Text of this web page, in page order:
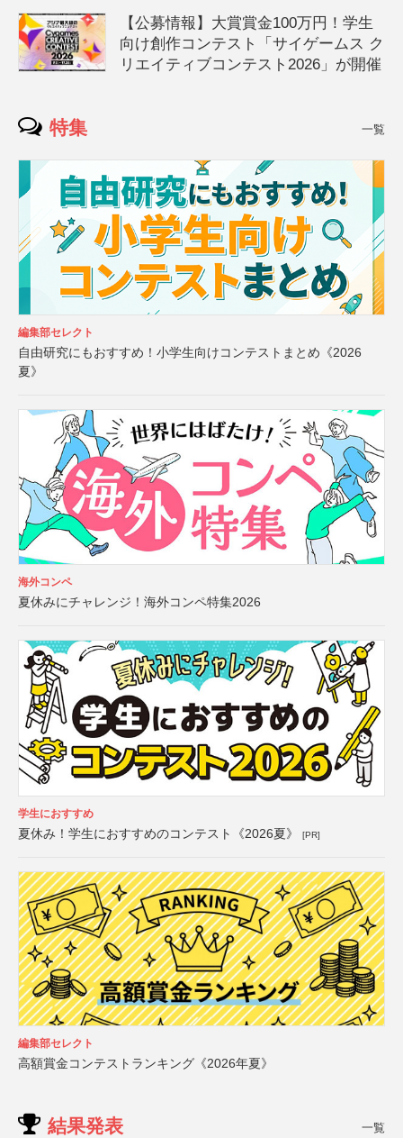
【公募情報】大賞賞金100万円！学生
向け創作コンテスト「サイゲームス ク
リエイティブコンテスト2026」が開催
特集 一覧
編集部セレクト
自由研究にもおすすめ！小学生向けコンテストまとめ《2026
夏》
海外コンペ
夏休みにチャレンジ！海外コンペ特集2026
学生におすすめ
夏休み！学生におすすめのコンテスト《2026夏》 [PR]
編集部セレクト
高額賞金コンテストランキング《2026年夏》
結果発表 一覧